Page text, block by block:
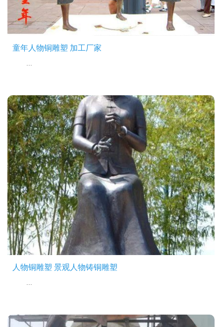
童年人物铜雕塑 加工厂家
人物铜雕塑 景观人物铸铜雕塑